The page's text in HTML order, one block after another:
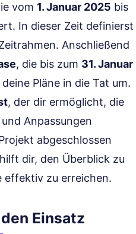
vom 1. Januar 2025 bis
In dieser Zeit definierst
Anschließend
, die bis zum 31. Januar
Pläne in die Tat um.
, der dir ermöglicht, die
Anpassungen
abgeschlossen
dir, den Überblick zu
effektiv zu erreichen.
Einsatz